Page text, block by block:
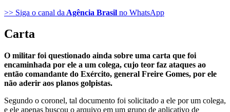
>> Siga o canal da Agência Brasil no WhatsApp
Carta
O militar foi questionado ainda sobre uma carta que foi
encaminhada por ele a um colega, cujo teor faz ataques ao
então comandante do Exército, general Freire Gomes, por ele
não aderir aos planos golpistas.
Segundo o coronel, tal documento foi solicitado a ele por um colega,
e ele apenas buscou o arquivo em um grupo de aplicativo de